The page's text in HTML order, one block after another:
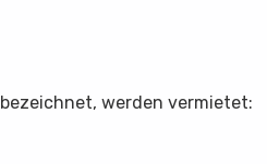
werden vermietet: